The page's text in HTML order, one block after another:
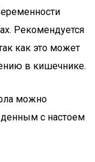
Рекомендуется
как это может
в кишечнике.
можно
с настоем